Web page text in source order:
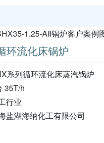
环流化床锅炉
系列循环流化床蒸汽锅炉
35T/h
行业
盐湖海纳化工有限公司